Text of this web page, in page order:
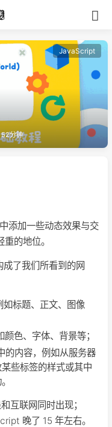
JavaScript
52分钟
添加一些动态效果与交
的地位。
了我们所看到的网
标题、正文、图像
色、字体、背景等；
内容，例如从服务器
些标签的样式或其中
互联网同时出现；
晚了 15 年左右。